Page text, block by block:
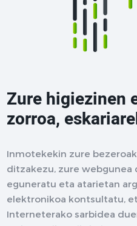
Zure higiezinen
zorroa,
Inmotekekin zure
ditzakezu, zure webgunea
eguneratu eta atarietan
elektronikoa kontsultatu,
Interneterako sarbidea